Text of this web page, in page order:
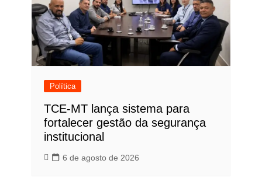
Política
TCE-MT lança sistema para
fortalecer gestão da segurança
institucional
6 de agosto de 2026